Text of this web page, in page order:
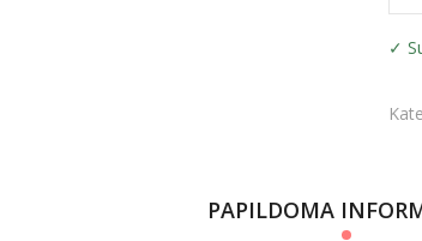
PAPILDOMA